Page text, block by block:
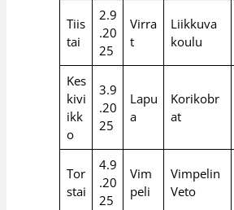
Tiis
tai
2.9
.20
25
Virra
t
Liikkuva
koulu
Kes
kivi
ikk
o
3.9
.20
25
Lapu
a
Korikobr
at
Tor
stai
4.9
.20
25
Vim
peli
Vimpelin
Veto